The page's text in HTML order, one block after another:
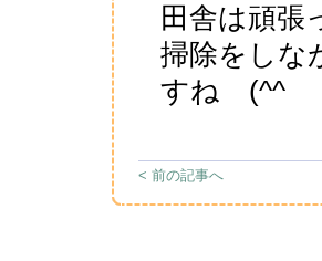
田舎は頑張
掃除をしな
すね (^^
< 前の記事へ